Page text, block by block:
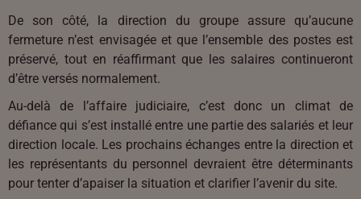
De son côté, la direction du groupe assure qu’aucune
fermeture n’est envisagée et que l’ensemble des postes est
préservé, tout en réaffirmant que les salaires continueront
d’être versés normalement.
Au-delà de l’affaire judiciaire, c’est donc un climat de
défiance qui s’est installé entre une partie des salariés et leur
direction locale. Les prochains échanges entre la direction et
les représentants du personnel devraient être déterminants
pour tenter d’apaiser la situation et clarifier l’avenir du site.